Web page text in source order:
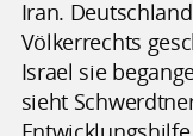
Iran.
Völkerrechts
Israel sie
sieht